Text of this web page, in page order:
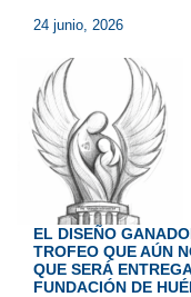
24 junio, 2026
EL DISEÑO
TROFEO QUE AÚN
QUE SERÁ
FUNDACIÓN DE